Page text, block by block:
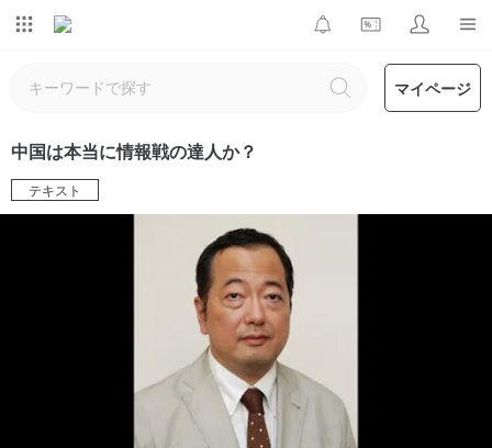
マイページ
中国は本当に情報戦の達人か？
テキスト